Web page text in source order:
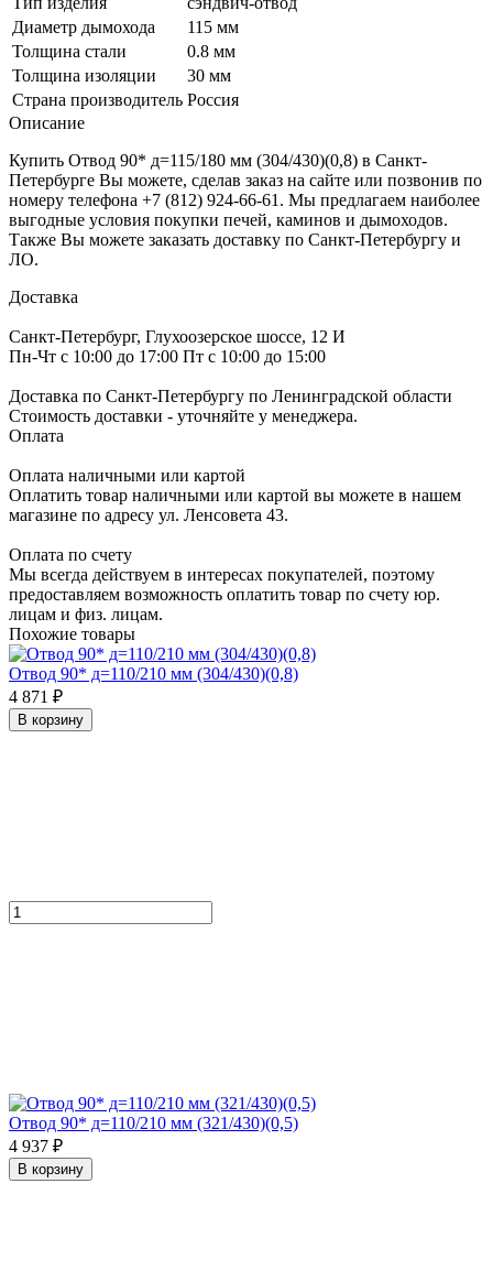
Диаметр дымохода
115 мм
Толщина стали
0.8 мм
Толщина изоляции
30 мм
Страна производитель Россия
Описание
Купить Отвод 90* д=115/180 мм (304/430)(0,8) в Санкт-
Петербурге Вы можете, сделав заказ на сайте или позвонив по
номеру телефона +7 (812) 924-66-61. Мы предлагаем наиболее
выгодные условия покупки печей, каминов и дымоходов.
Также Вы можете заказать доставку по Санкт-Петербургу и
ЛО.
Доставка
Санкт-Петербург, Глухоозерское шоссе, 12 И
Пн-Чт с 10:00 до 17:00 Пт с 10:00 до 15:00
Доставка по Санкт-Петербургу по Ленинградской области
Стоимость доставки - уточняйте у менеджера.
Оплата
Оплата наличными или картой
Оплатить товар наличными или картой вы можете в нашем
магазине по адресу ул. Ленсовета 43.
Оплата по счету
Мы всегда действуем в интересах покупателей, поэтому
предоставляем возможность оплатить товар по счету юр.
лицам и физ. лицам.
Похожие товары
Отвод 90* д=110/210 мм (304/430)(0,8)
4 871 ₽
В корзину
Отвод 90* д=110/210 мм (321/430)(0,5)
4 937 ₽
В корзину